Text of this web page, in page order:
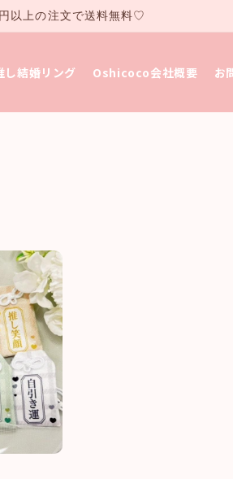
以上の注文で送料無料♡
し結婚リング Oshicoco会社概要 お